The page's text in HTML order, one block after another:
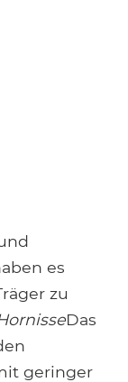
es
zu
Das
geringer